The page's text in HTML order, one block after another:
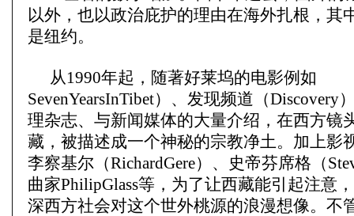
以外，也以政治庇护的理由在海外扎根，其
是纽约。
从1990年起，随著好莱坞的电影例如
SevenYearsInTibet）、发现频道（Discovery
理杂志、与新闻媒体的大量介绍，在西方镜
藏，被描述成一个神秘的宗教净土。加上影
李察基尔（RichardGere）、史帝芬席格（
曲家PhilipGlass等，为了让西藏能引起注意
深西方社会对这个世外桃源的浪漫想像。不